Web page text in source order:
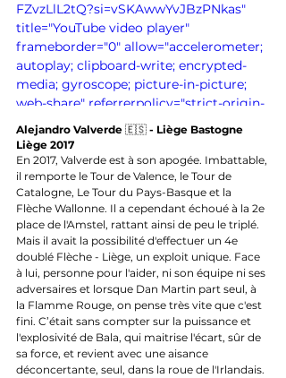
FZvzLlL2tQ?si=vSKAwwYvJBzPNkas"
title="YouTube video player"
frameborder="0" allow="accelerometer;
autoplay; clipboard-write; encrypted-
media; gyroscope; picture-in-picture;
web-share" referrerpolicy="strict-origin-
when-cross-origin" allowfullscreen>
</iframe>
Alejandro Valverde 🇪🇸 - Liège Bastogne
Liège 2017
En 2017, Valverde est à son apogée. Imbattable,
il remporte le Tour de Valence, le Tour de
Catalogne, Le Tour du Pays-Basque et la
Flèche Wallonne. Il a cependant échoué à la 2e
place de l'Amstel, rattant ainsi de peu le triplé.
Mais il avait la possibilité d'effectuer un 4e
doublé Flèche - Liège, un exploit unique. Face
à lui, personne pour l'aider, ni son équipe ni ses
adversaires et lorsque Dan Martin part seul, à
la Flamme Rouge, on pense très vite que c'est
fini. C’était sans compter sur la puissance et
l'explosivité de Bala, qui maitrise l'écart, sûr de
sa force, et revient avec une aisance
déconcertante, seul, dans la roue de l'Irlandais.